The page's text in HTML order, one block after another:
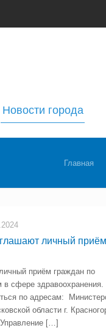
Новости города
Главная
личный приём
приём граждан по
в сфере здравоохранения.
по адресам:
области г.
[…]